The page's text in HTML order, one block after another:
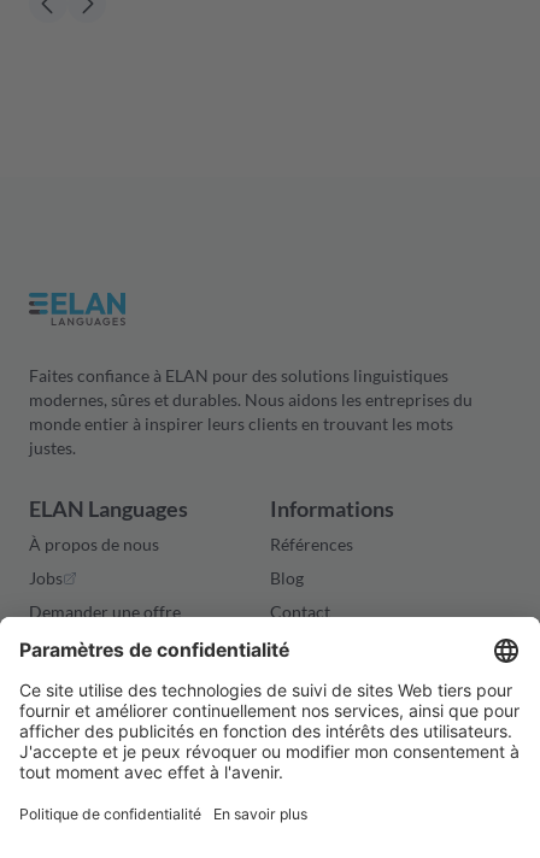
Faites confiance à ELAN pour des solutions linguistiques
modernes, sûres et durables. Nous aidons les entreprises du
monde entier à inspirer leurs clients en trouvant les mots
justes.
ELAN Languages
À propos de nous
Jobs
Demander une offre
Informations
Références
Blog
Contact
Aspects juridiques
Politique de confidentialité
Conditions générales
Cookies